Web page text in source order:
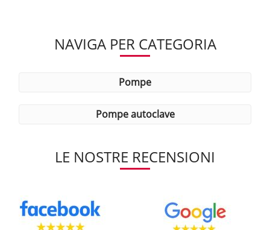
NAVIGA PER CATEGORIA
pompe
pompe autoclave
LE NOSTRE RECENSIONI